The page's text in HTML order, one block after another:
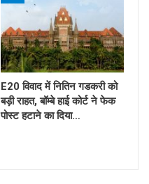
E20 विवाद में नितिन गडकरी को
बड़ी राहत, बॉम्बे हाई कोर्ट ने फेक
पोस्ट हटाने का दिया…